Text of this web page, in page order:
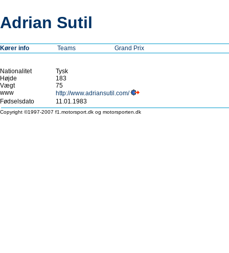
Adrian Sutil
Kører info Teams Grand Prix
Nationalitet
Tysk
Højde
183
Vægt
75
www
http://www.adriansutil.com/
Fødselsdato
11.01.1983
Copyright ©1997-2007 f1.motorsport.dk og motorsporten.dk